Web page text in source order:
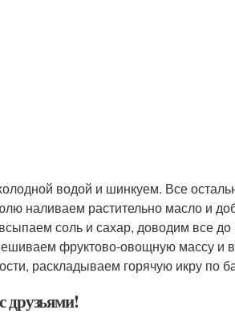
водой и шинкуем. Все
наливаем растительно масло и
соль и сахар, доводим все
фруктово-овощную массу и
раскладываем горячую икру по
друзьями!